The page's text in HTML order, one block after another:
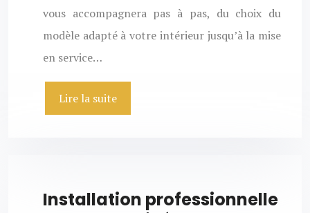
vous accompagnera pas à pas, du choix du
modèle adapté à votre intérieur jusqu’à la mise
en service…
Lire la suite
Installation professionnelle